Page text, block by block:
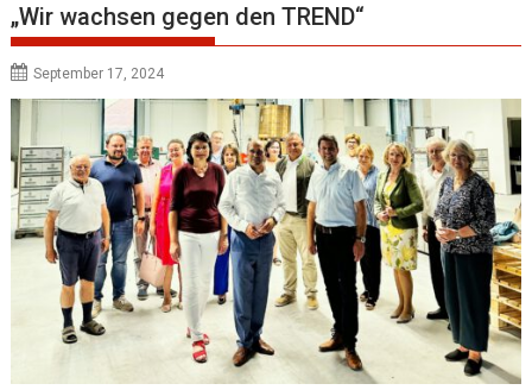
„Wir wachsen gegen den TREND“
September 17, 2024